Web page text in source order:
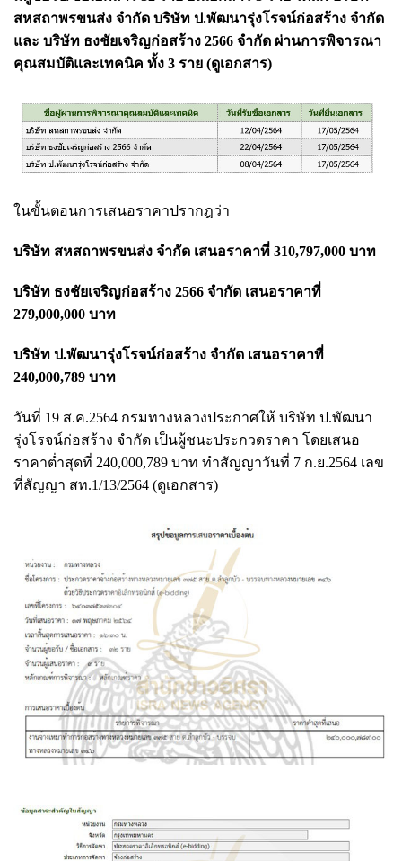
สหสถาพรขนส่ง จำกัด บริษัท ป.พัฒนารุ่งโรจน์ก่อสร้าง จำกัด
และ บริษัท ธงชัยเจริญก่อสร้าง 2566 จำกัด ผ่านการพิจารณา
คุณสมบัติและเทคนิค ทั้ง 3 ราย (ดูเอกสาร)
ในขั้นตอนการเสนอราคาปรากฎว่า
บริษัท สหสถาพรขนส่ง จำกัด เสนอราคาที่ 310,797,000 บาท
บริษัท ธงชัยเจริญก่อสร้าง 2566 จำกัด เสนอราคาที่
279,000,000 บาท
บริษัท ป.พัฒนารุ่งโรจน์ก่อสร้าง จำกัด เสนอราคาที่
240,000,789 บาท
วันที่ 19 ส.ค.2564 กรมทางหลวงประกาศให้ บริษัท ป.พัฒนา
รุ่งโรจน์ก่อสร้าง จำกัด เป็นผู้ชนะประกวดราคา โดยเสนอ
ราคาต่ำสุดที่ 240,000,789 บาท ทำสัญญาวันที่ 7 ก.ย.2564 เลข
ที่สัญญา สท.1/13/2564 (ดูเอกสาร)